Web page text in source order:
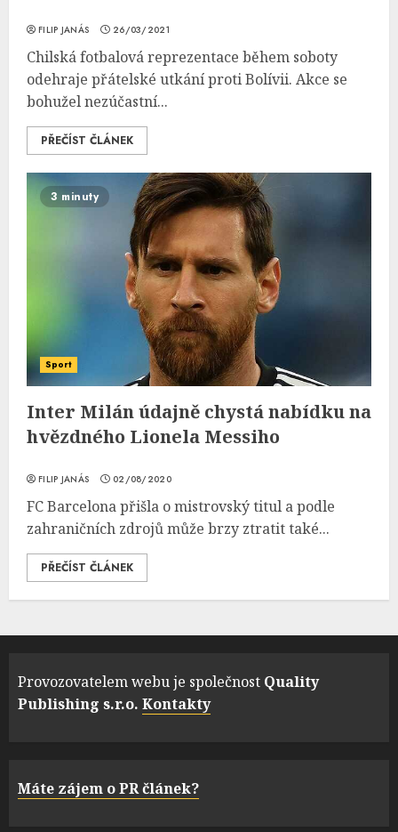
FILIP JANÁS 26/03/2021
Chilská fotbalová reprezentace během soboty
odehraje přátelské utkání proti Bolívii. Akce se
bohužel nezúčastní...
PŘEČÍST ČLÁNEK
3 minuty
Sport
Inter Milán údajně chystá nabídku na
hvězdného Lionela Messiho
FILIP JANÁS 02/08/2020
FC Barcelona přišla o mistrovský titul a podle
zahraničních zdrojů může brzy ztratit také...
PŘEČÍST ČLÁNEK
Provozovatelem webu je společnost Quality
Publishing s.r.o. Kontakty
Máte zájem o PR článek?